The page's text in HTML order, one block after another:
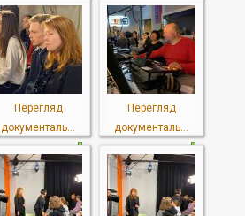
Перегляд
документаль...
Перегляд
документаль...